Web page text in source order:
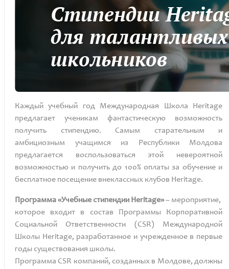
Каждый учебный год Международная Школа Heritage
предлагает ученикам фантастическую возможность
получить стипендию. Самым старательным и
амбициозным учащимся из Республики Молдова
предлагается воспользоваться этой невероятной
возможностью и получить до 100% оплаты за обучение и
бесплатное посещение внеклассных клубов Heritage.
Программа «Учебные стипендии Heritage»– мероприятие,
которое входит в состав Программы Корпоративной
Социальной Ответственности (CSR) Международной
Школы Heritage, разработанное и учрежденное в первые
годы существования школы.
Программа CSR компаний, созданных в Молдове, должны